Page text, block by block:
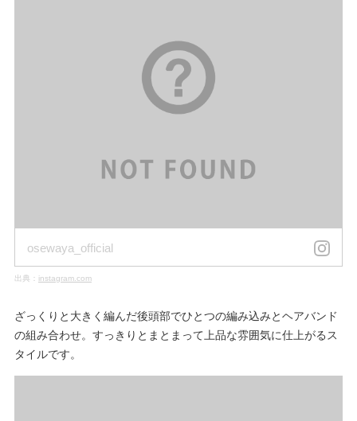
osewaya_official
出典： instagram.com
ざっくりと大きく編んだ後頭部でひとつの編み込みとヘアバンド
の組み合わせ。すっきりとまとまって上品な雰囲気に仕上がるス
タイルです。